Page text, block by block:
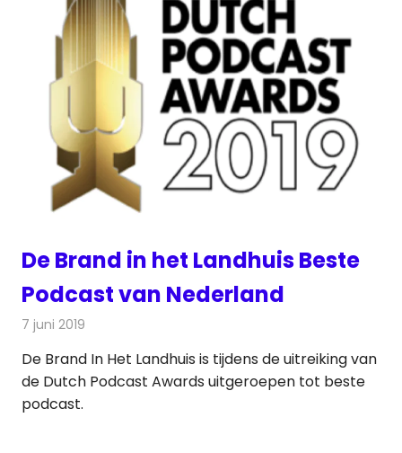
De Brand in het Landhuis Beste
Podcast van Nederland
7 juni 2019
De Brand In Het Landhuis is tijdens de uitreiking van
de Dutch Podcast Awards uitgeroepen tot beste
podcast.